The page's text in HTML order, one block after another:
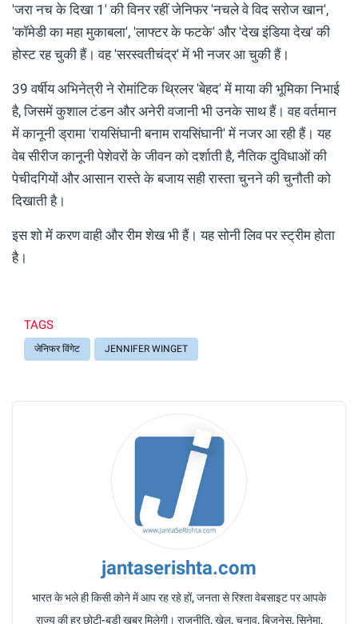
'जरा नच के दिखा 1' की विनर रहीं जेनिफर 'नचले वे विद सरोज खान',
'कॉमेडी का महा मुकाबला', 'लाफ्टर के फटके' और 'देख इंडिया देख' की
होस्ट रह चुकी हैं। वह 'सरस्वतीचंद्र' में भी नजर आ चुकी हैं।
39 वर्षीय अभिनेत्री ने रोमांटिक थ्रिलर 'बेहद' में माया की भूमिका निभाई
है, जिसमें कुशाल टंडन और अनेरी वजानी भी उनके साथ हैं। वह वर्तमान
में कानूनी ड्रामा 'रायसिंघानी बनाम रायसिंघानी' में नजर आ रही हैं। यह
वेब सीरीज कानूनी पेशेवरों के जीवन को दर्शाती है, नैतिक दुविधाओं की
पेचीदगियों और आसान रास्ते के बजाय सही रास्ता चुनने की चुनौती को
दिखाती है।
इस शो में करण वाही और रीम शेख भी हैं। यह सोनी लिव पर स्ट्रीम होता
है।
TAGS
जेनिफर विंगेट JENNIFER WINGET
jantaserishta.com
भारत के भले ही किसी कोने में आप रह रहे हों, जनता से रिश्ता वेबसाइट पर आपके
राज्य की हर छोटी-बड़ी खबर मिलेगी। राजनीति, खेल, चुनाव, बिजनेस, सिनेमा,